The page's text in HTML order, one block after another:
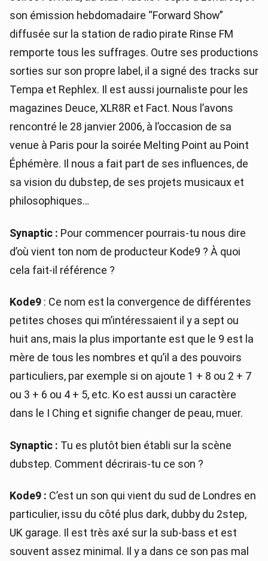
son émission hebdomadaire “Forward Show”
diffusée sur la station de radio pirate Rinse FM
remporte tous les suffrages. Outre ses productions
sorties sur son propre label, il a signé des tracks sur
Tempa et Rephlex. Il est aussi journaliste pour les
magazines Deuce, XLR8R et Fact. Nous l’avons
rencontré le 28 janvier 2006, à l’occasion de sa
venue à Paris pour la soirée Melting Point au Point
Éphémère. Il nous a fait part de ses influences, de
sa vision du dubstep, de ses projets musicaux et
philosophiques…
Synaptic : Pour commencer pourrais-tu nous dire
d’où vient ton nom de producteur Kode9 ? À quoi
cela fait-il référence ?
Kode9 : Ce nom est la convergence de différentes
petites choses qui m’intéressaient il y a sept ou
huit ans, mais la plus importante est que le 9 est la
mère de tous les nombres et qu’il a des pouvoirs
particuliers, par exemple si on ajoute 1 + 8 ou 2 + 7
ou 3 + 6 ou 4 + 5, etc. Ko est aussi un caractère
dans le I Ching et signifie changer de peau, muer.
Synaptic : Tu es plutôt bien établi sur la scène
dubstep. Comment décrirais-tu ce son ?
Kode9 : C’est un son qui vient du sud de Londres en
particulier, issu du côté plus dark, dubby du 2step,
UK garage. Il est très axé sur la sub-bass et est
souvent assez minimal. Il y a dans ce son pas mal